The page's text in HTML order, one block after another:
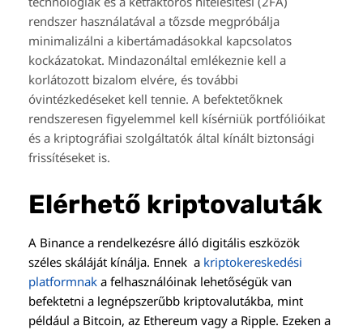
rendszer használatával a tőzsde megpróbálja
minimalizálni a kibertámadásokkal kapcsolatos
kockázatokat. Mindazonáltal emlékeznie kell a
korlátozott bizalom elvére, és további
óvintézkedéseket kell tennie. A befektetőknek
rendszeresen figyelemmel kell kísérniük portfólióikat
és a kriptográfiai szolgáltatók által kínált biztonsági
frissítéseket is.
Elérhető kriptovaluták
A Binance a rendelkezésre álló digitális eszközök
széles skáláját kínálja. Ennek a kriptokereskedési
platformnak a felhasználóinak lehetőségük van
befektetni a legnépszerűbb kriptovalutákba, mint
például a Bitcoin, az Ethereum vagy a Ripple. Ezeken a